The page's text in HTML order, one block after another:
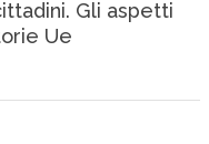
Gli aspetti
Ue